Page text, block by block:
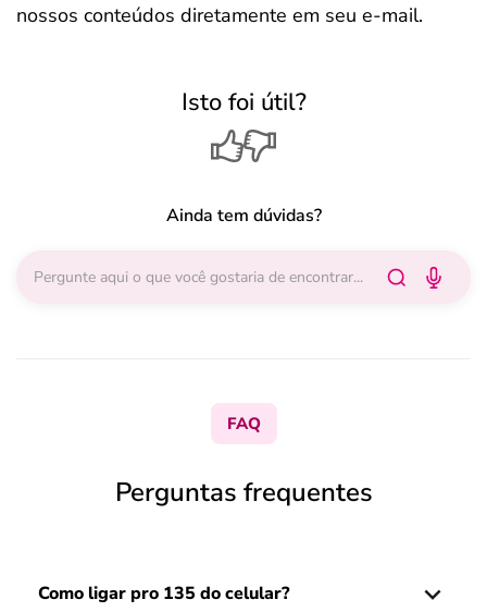
nossos conteúdos diretamente em seu e-mail.
Isto foi útil?
Ainda tem dúvidas?
FAQ
Perguntas frequentes
Como ligar pro 135 do celular?